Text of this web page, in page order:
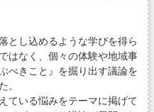
とし込めるような学びを得ら
はなく、個々の体験や地域事
べきこと』を掘り出す議論を
。
ている悩みをテーマに掲げて